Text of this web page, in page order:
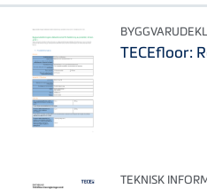
TECEfloor:
TEKNISK